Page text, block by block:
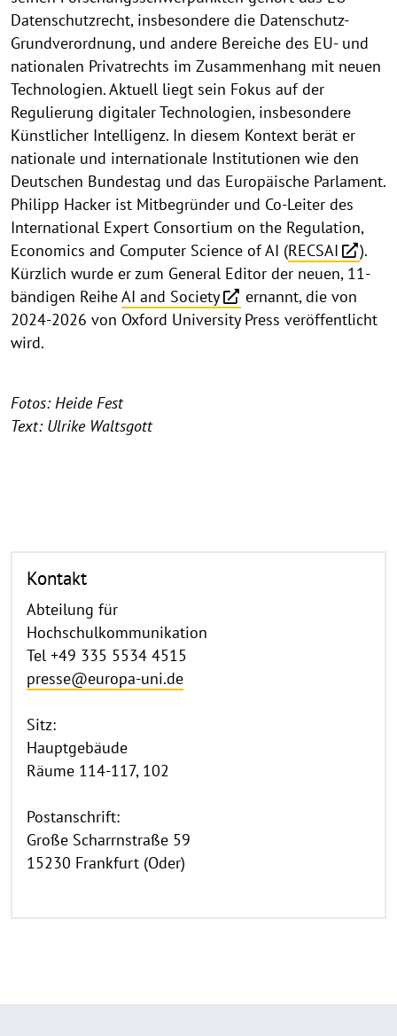
Datenschutzrecht, insbesondere die Datenschutz-
Grundverordnung, und andere Bereiche des EU- und
nationalen Privatrechts im Zusammenhang mit neuen
Technologien. Aktuell liegt sein Fokus auf der
Regulierung digitaler Technologien, insbesondere
Künstlicher Intelligenz. In diesem Kontext berät er
nationale und internationale Institutionen wie den
Deutschen Bundestag und das Europäische Parlament.
Philipp Hacker ist Mitbegründer und Co-Leiter des
International Expert Consortium on the Regulation,
Economics and Computer Science of AI (RECSAI
).
Kürzlich wurde er zum General Editor der neuen, 11-
bändigen ReiheAI and Society
ernannt, die von
2024-2026 von Oxford University Press veröffentlicht
wird.
Fotos: Heide Fest
Text: Ulrike Waltsgott
Kontakt
Abteilung für
Hochschulkommunikation
Tel +49 335 5534 4515
presse@europa-uni.de
Sitz:
Hauptgebäude
Räume 114-117, 102
Postanschrift:
Große Scharrnstraße 59
15230 Frankfurt (Oder)